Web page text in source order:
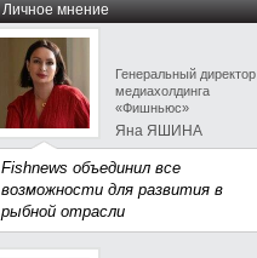
Личное мнение
Генеральный директор
медиахолдинга
«Фишньюс»
Яна ЯШИНА
Fishnews объединил все
возможности для развития в
рыбной отрасли